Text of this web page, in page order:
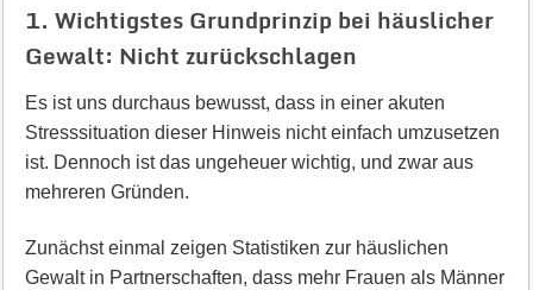
1. Wichtigstes Grundprinzip bei häuslicher
Gewalt: Nicht zurückschlagen
Es ist uns durchaus bewusst, dass in einer akuten
Stresssituation dieser Hinweis nicht einfach umzusetzen
ist. Dennoch ist das ungeheuer wichtig, und zwar aus
mehreren Gründen.
Zunächst einmal zeigen Statistiken zur häuslichen
Gewalt in Partnerschaften, dass mehr Frauen als Männer